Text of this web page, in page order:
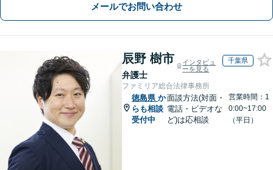
メールでお問い合わせ
辰野 樹市
弁護士
インタビュ
ーを見る
千葉県
ファミリア総合法律事務所
徳島県 か
らも相談
受付中
面談方法(対面・
電話・ビデオな
ど)は応相談
営業時間：1
0:00~17:00
（平日）